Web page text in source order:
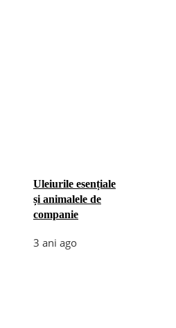
Uleiurile esențiale
și animalele de
companie
3 ani ago